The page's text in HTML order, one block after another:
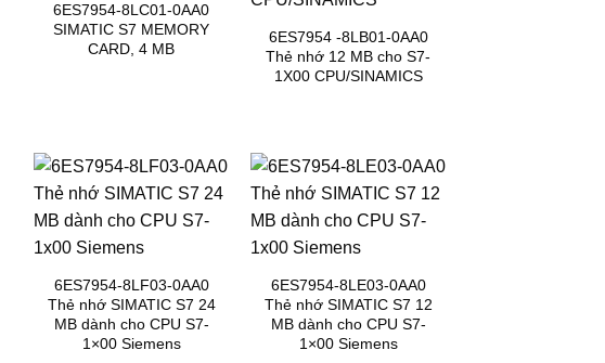
6ES7954-8LC01-0AA0
SIMATIC S7 MEMORY
CARD, 4 MB
6ES7954 -8LB01-0AA0
Thẻ nhớ 12 MB cho S7-
1X00 CPU/SINAMICS
6ES7954-8LF03-0AA0
Thẻ nhớ SIMATIC S7 24
MB dành cho CPU S7-
1×00 Siemens
6ES7954-8LE03-0AA0
Thẻ nhớ SIMATIC S7 12
MB dành cho CPU S7-
1×00 Siemens